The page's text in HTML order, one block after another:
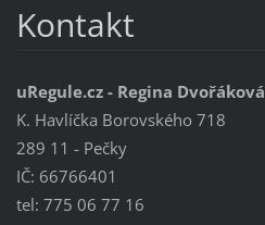
Kontakt
uRegule.cz - Regina Dvořáková
K. Havlíčka Borovského 718
289 11 - Pečky
IČ: 66766401
tel: 775 06 77 16